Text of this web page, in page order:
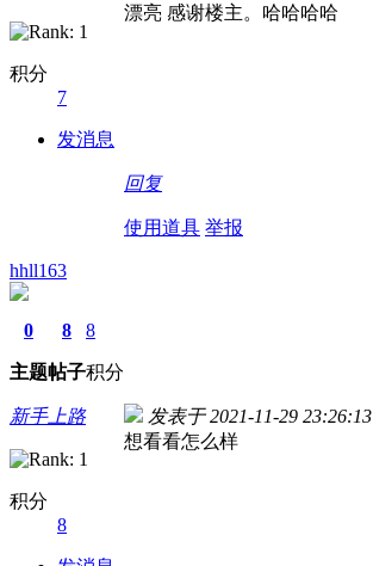
积分
7
发消息
漂亮 感谢楼主。哈哈哈哈
回复
使用道具 举报
hhll163
0
主题
8
帖子
8
积分
新手上路
积分
8
发表于 2021-11-29 23:26:13
想看看怎么样